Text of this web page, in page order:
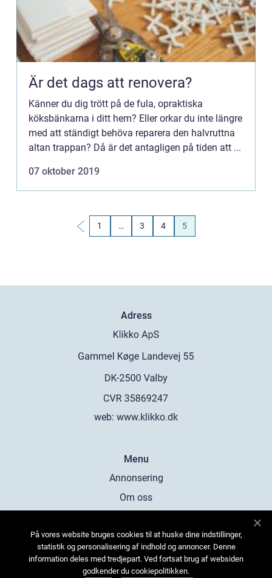
Är det dags att renovera?
Känner du dig trött på de fula, opraktiska
köksbänkarna i ditt hem? Eller orkar du inte längre
med att ständigt behöva reparera den halvruttna
altan trappan? Då är det antagligen på tiden att ...
07 oktober 2019
1 … 3 4 5
Adress
web: www.klikko.dk
Menu
Annonsering
Om oss
Kontakta oss
Sitemap
På vores website bruges cookies til at huske dine indstillinger,
statistik og personalisering af indhold og annoncer. Denne
information deles med tredjepart. Ved fortsat brug af websiden
godkender du cookiepolitikken.